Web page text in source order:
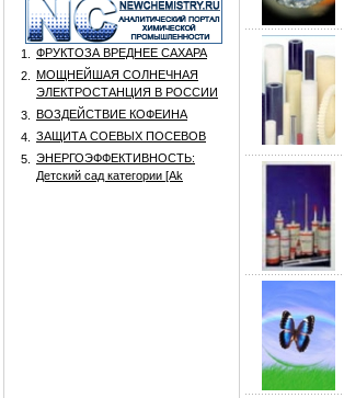
1.
ФРУКТОЗА ВРЕДНЕЕ САХАРА
2.
МОЩНЕЙШАЯ СОЛНЕЧНАЯ
ЭЛЕКТРОСТАНЦИЯ В РОССИИ
3.
ВОЗДЕЙСТВИЕ КОФЕИНА
4.
ЗАЩИТА СОЕВЫХ ПОСЕВОВ
5.
ЭНЕРГОЭФФЕКТИВНОСТЬ:
Детский сад категории [Аk